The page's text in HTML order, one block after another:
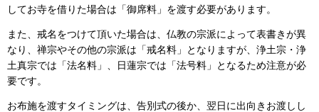
してお寺を借りた場合は「御席料」を渡す必要があります。
また、戒名をつけて頂いた場合は、仏教の宗派によって表書きが異
なり、禅宗やその他の宗派は「戒名料」となりますが、浄土宗・浄
土真宗では「法名料」、日蓮宗では「法号料」となるため注意が必
要です。
お布施を渡すタイミングは、告別式の後か、翌日に出向きお渡しし